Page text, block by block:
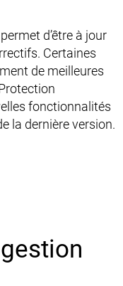
d’être à jour
Certaines
de meilleures
fonctionnalités
la dernière version.